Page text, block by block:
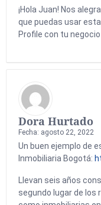
¡Hola Juan! Nos
que puedas usar
Profile con tu
Dora Hurtado
Fecha: agosto 22, 2022
Un buen ejemplo de
Inmobiliaria Bogotá:
Llevan seis años
segundo lugar de los